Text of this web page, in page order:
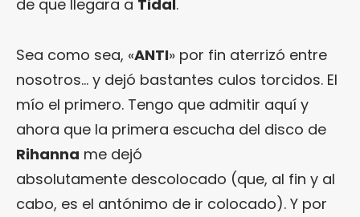
de que llegara a Tidal.
Sea como sea, «ANTI» por fin aterrizó entre
nosotros… y dejó bastantes culos torcidos. El
mío el primero. Tengo que admitir aquí y
ahora que la primera escucha del disco de
Rihanna me dejó
absolutamente descolocado (que, al fin y al
cabo, es el antónimo de ir colocado). Y por